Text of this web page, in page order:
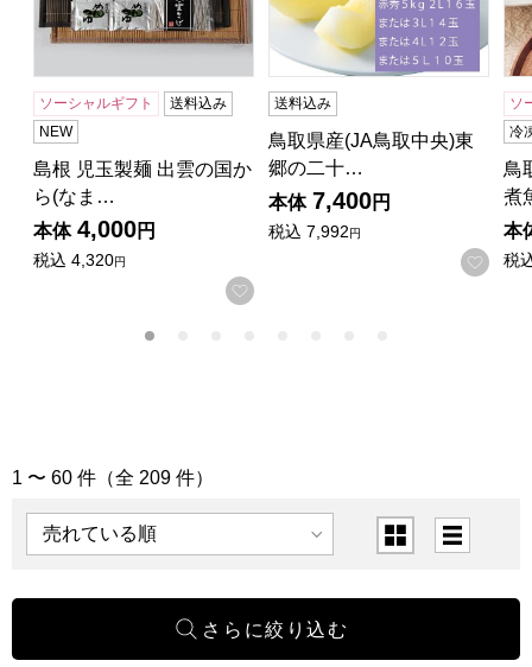
ソーシャルギフト
送料込み
NEW
島根 児玉製麺 出雲の国か
ら(なま…
本体 4,000円
税込 4,320円
お気に入りに登録する
送料込み
鳥取県産(JA鳥取中央)東
郷の二十…
本体 7,400円
税込 7,992円
お気
ソ
冷
鳥
煮
本
税
「山陰グルメ」の商品一覧
1 〜 60 件（全 209 件）
表示順 表示切替